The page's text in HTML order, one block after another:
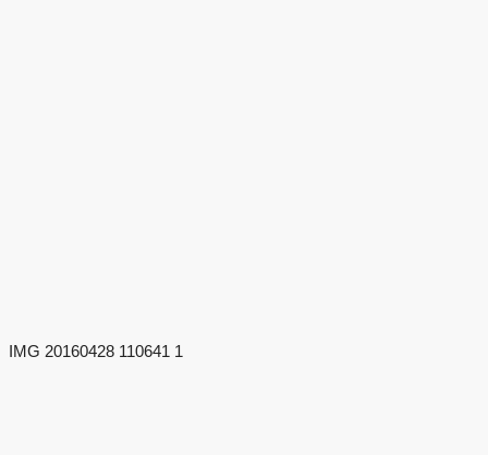
IMG 20160428 110641 1